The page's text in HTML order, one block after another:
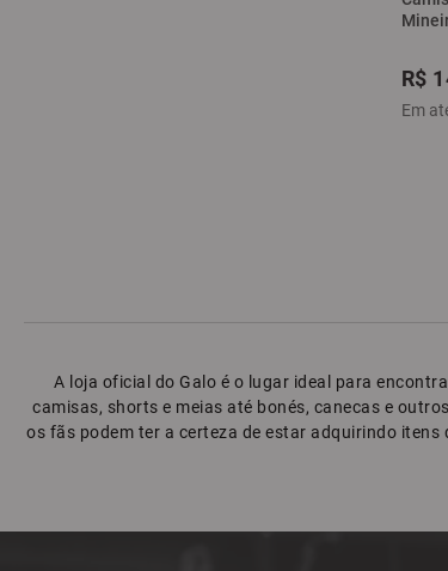
R$
Em
A loja oficial do Galo é o lugar ideal para
camisas, shorts e meias até bonés, canecas e
os fãs podem ter a certeza de estar adquirindo